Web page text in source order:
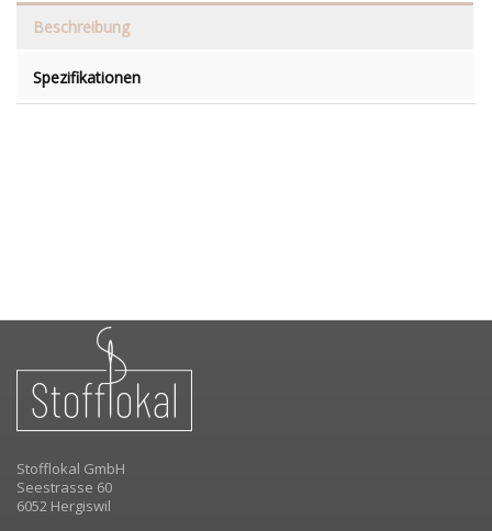
Beschreibung
Spezifikationen
Stofflokal GmbH
Seestrasse 60
6052 Hergiswil